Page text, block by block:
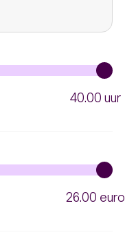
40.00 uur
26.00 euro